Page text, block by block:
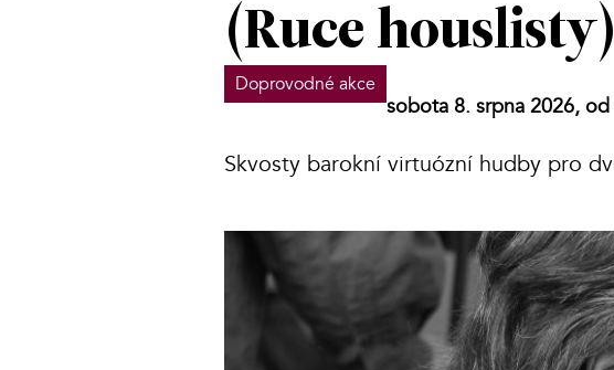
(Ruce houslisty)
Doprovodné akce
sobota 8. srpna 2026,
Skvosty barokní virtuózní hudby pro